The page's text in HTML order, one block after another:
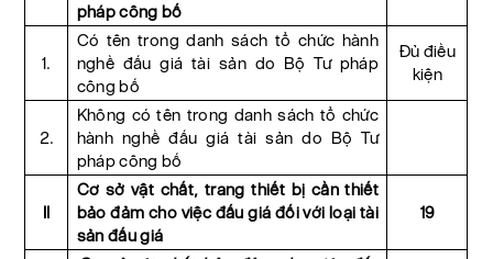
pháp công bố
1.
Có tên trong danh sách tổ chức hành
nghề đấu giá tài sản do Bộ Tư pháp
công bố
Đủ điều
kiện
2.
Không có tên trong danh sách tổ chức
hành nghề đấu giá tài sản do Bộ Tư
pháp công bố
II
Cơ sở vật chất, trang thiết bị cần thiết
bảo đảm cho việc đấu giá đối với loại tài
sản đấu giá
19